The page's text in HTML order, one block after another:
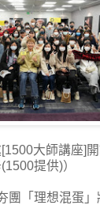
大師講座]
提供)）
團「理想混蛋